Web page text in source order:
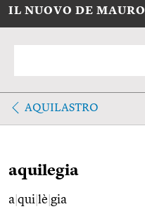
IL NUOVO DE MAURO
AQUILASTRO
aquilegia
a qui lè gia